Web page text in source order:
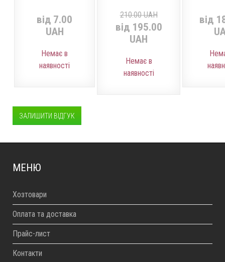
від 7.00
UAH
Немає в
наявності
210.00 UAH
від 195.00
UAH
Немає в
наявності
від
ЗАЛИШИТИ ВІДГУК
МЕНЮ
Хозтовари
Оплата та доставка
Прайс-лист
Контакти